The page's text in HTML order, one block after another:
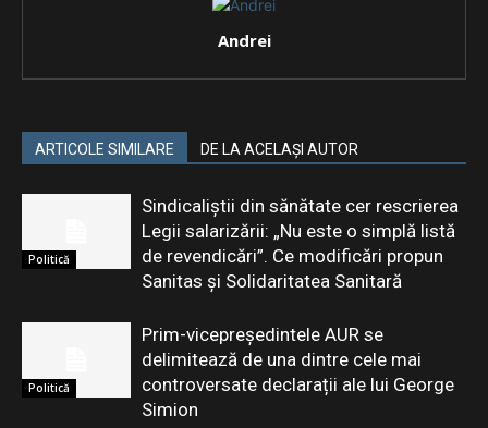
Andrei
ARTICOLE SIMILARE DE LA ACELAȘI AUTOR
Politică
Sindicaliștii din sănătate cer rescrierea
Legii salarizării: „Nu este o simplă listă
de revendicări”. Ce modificări propun
Sanitas și Solidaritatea Sanitară
Politică
Prim-vicepreședintele AUR se
delimitează de una dintre cele mai
controversate declarații ale lui George
Simion